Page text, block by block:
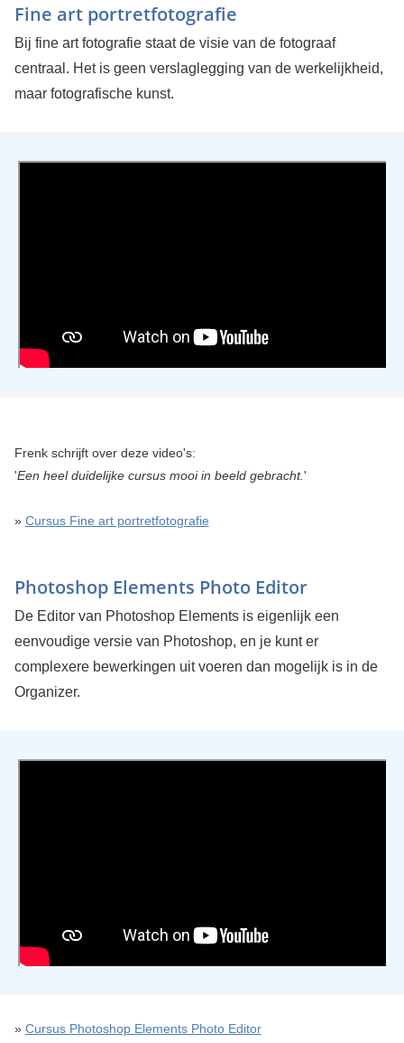
Fine art portretfotografie
Bij fine art fotografie staat de visie van de fotograaf
centraal. Het is geen verslaglegging van de werkelijkheid,
maar fotografische kunst.
Frenk schrijft over deze video's:
'Een heel duidelijke cursus mooi in beeld gebracht.'
» Cursus Fine art portretfotografie
Photoshop Elements Photo Editor
De Editor van Photoshop Elements is eigenlijk een
eenvoudige versie van Photoshop, en je kunt er
complexere bewerkingen uit voeren dan mogelijk is in de
Organizer.
» Cursus Photoshop Elements Photo Editor